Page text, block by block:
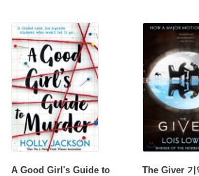
A Good Girl's Guide to
The Giver 기